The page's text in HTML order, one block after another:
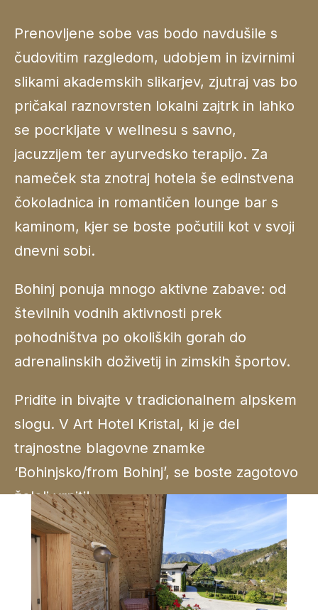
Prenovljene sobe vas bodo navdušile s
čudovitim razgledom, udobjem in izvirnimi
slikami akademskih slikarjev, zjutraj vas bo
pričakal raznovrsten lokalni zajtrk in lahko
se pocrkljate v wellnesu s savno,
jacuzzijem ter ayurvedsko terapijo. Za
nameček sta znotraj hotela še edinstvena
čokoladnica in romantičen lounge bar s
kaminom, kjer se boste počutili kot v svoji
dnevni sobi.
Bohinj ponuja mnogo aktivne zabave: od
številnih vodnih aktivnosti prek
pohodništva po okoliških gorah do
adrenalinskih doživetij in zimskih športov.
Pridite in bivajte v tradicionalnem alpskem
slogu. V Art Hotel Kristal, ki je del
trajnostne blagovne znamke
‘Bohinjsko/from Bohinj’, se boste zagotovo
želeli vrniti!